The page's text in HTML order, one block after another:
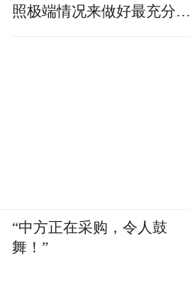
照极端情况来做好最充分的
“中方正在采购，令人鼓
舞！”